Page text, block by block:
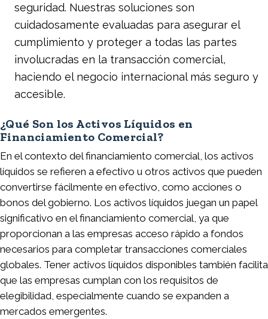
seguridad. Nuestras soluciones son
cuidadosamente evaluadas para asegurar el
cumplimiento y proteger a todas las partes
involucradas en la transacción comercial,
haciendo el negocio internacional más seguro y
accesible.
¿Qué Son los Activos Líquidos en
Financiamiento Comercial?
En el contexto del financiamiento comercial, los activos
líquidos se refieren a efectivo u otros activos que pueden
convertirse fácilmente en efectivo, como acciones o
bonos del gobierno. Los activos líquidos juegan un papel
significativo en el financiamiento comercial, ya que
proporcionan a las empresas acceso rápido a fondos
necesarios para completar transacciones comerciales
globales. Tener activos líquidos disponibles también facilita
que las empresas cumplan con los requisitos de
elegibilidad, especialmente cuando se expanden a
mercados emergentes.